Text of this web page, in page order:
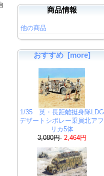
商品情報
他の商品
おすすめ [more]
1/35 英・長距離挺身隊LDG
デザートシボレー乗員北アフ
リカ5体
3,080円 2,464円